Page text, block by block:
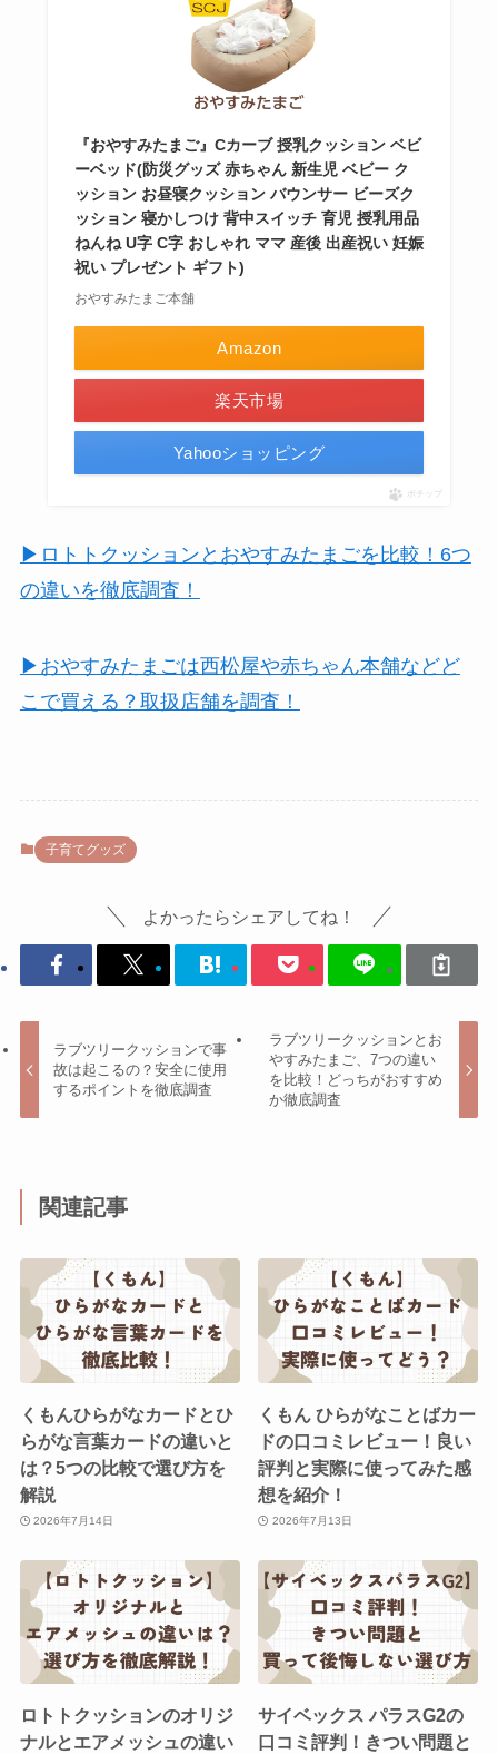
『おやすみたまご』Cカーブ 授乳クッション ベビ
ーベッド(防災グッズ 赤ちゃん 新生児 ベビー ク
ッション お昼寝クッション バウンサー ビーズク
ッション 寝かしつけ 背中スイッチ 育児 授乳用品
ねんね U字 C字 おしゃれ ママ 産後 出産祝い 妊娠
祝い プレゼント ギフト)
おやすみたまご本舗
Amazon
楽天市場
Yahooショッピング
ポチップ
▶ロトトクッションとおやすみたまごを比較！6つ
の違いを徹底調査！
▶おやすみたまごは西松屋や赤ちゃん本舗などど
こで買える？取扱店舗を調査！
子育てグッズ
よかったらシェアしてね！
ラブツリークッションで事
故は起こるの？安全に使用
するポイントを徹底調査
ラブツリークッションとお
やすみたまご、7つの違い
を比較！どっちがおすすめ
か徹底調査
関連記事
くもんひらがなカードとひ
らがな言葉カードの違いと
は？5つの比較で選び方を
解説
2026年7月14日
くもん ひらがなことばカー
ドの口コミレビュー！良い
評判と実際に使ってみた感
想を紹介！
2026年7月13日
ロトトクッションのオリジ
ナルとエアメッシュの違い
サイベックス パラスG2の
口コミ評判！きつい問題と